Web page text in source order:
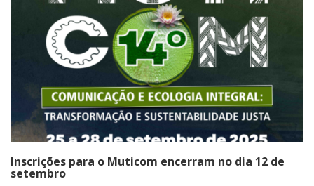
Inscrições para o Muticom encerram no dia 12 de
setembro